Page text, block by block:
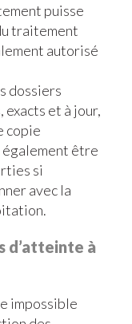
puisse
traitement
autorisé
dossiers
et à jour,
copie
être
si
avec la
d’atteinte à
impossible